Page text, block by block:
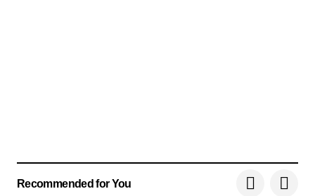
Recommended for You